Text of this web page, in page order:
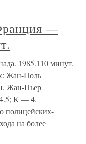
—
1985.110 минут.
Жан-Поль
Жан-Пьер
К — 4.
полицейских-
на более